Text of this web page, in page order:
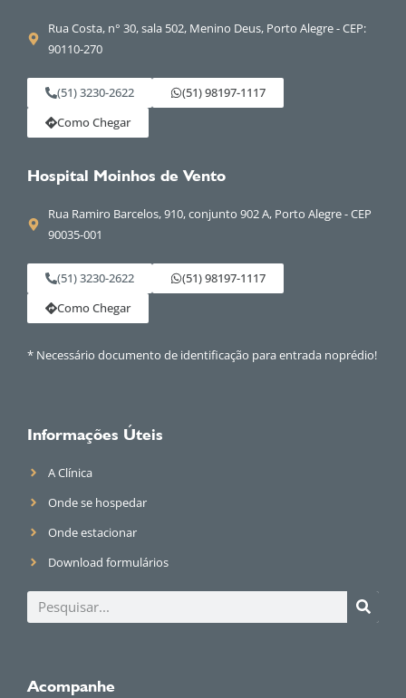
Rua Costa, n° 30, sala 502, Menino Deus, Porto Alegre - CEP:
90110-270
(51) 3230-2622
(51) 98197-1117
Como Chegar
Hospital Moinhos de Vento
Rua Ramiro Barcelos, 910, conjunto 902 A, Porto Alegre - CEP
90035-001
(51) 3230-2622
(51) 98197-1117
Como Chegar
* Necessário documento de identificação para entrada noprédio!
Informações Úteis
A Clínica
Onde se hospedar
Onde estacionar
Download formulários
Acompanhe